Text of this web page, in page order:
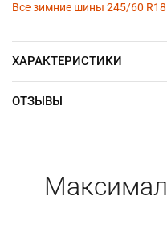
Все зимние шины 245/60 R18
ХАРАКТЕРИСТИКИ
ОТЗЫВЫ